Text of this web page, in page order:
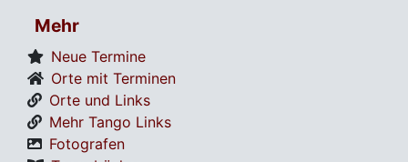
Mehr
Neue Termine
Orte mit Terminen
Orte und Links
Mehr Tango Links
Fotografen